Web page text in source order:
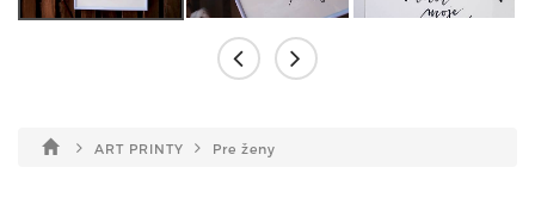
ART PRINTY Pre ženy